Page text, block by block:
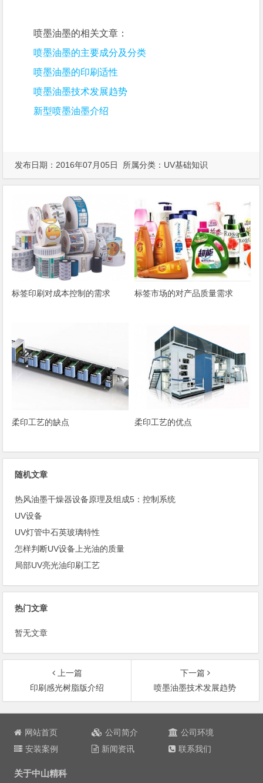
喷墨油墨的相关文章：
喷墨油墨的主要成分及分类
喷墨油墨的印刷适性
喷墨油墨技术发展趋势
新型喷墨油墨介绍
发布日期：2016年07月05日 所属分类： UV基础知识
标签印刷对成本控制的需求 标签市场的对产品质量需求
柔印工艺的缺点 柔印工艺的优点
随机文章
热风油墨干燥器设备原理及组成5：控制系统
UV设备
UV灯管中石英玻璃特性
怎样判断UV设备上光油的质量
局部UV亮光油印刷工艺
热门文章
暂无文章
上一篇
印刷感光树脂版介绍
下一篇
喷墨油墨技术发展趋势
文
网站首页 公司简介
公司环境
安装案例
新闻资讯 联系我们
关于中山精科